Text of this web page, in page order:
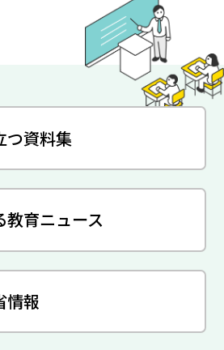
つ資料集
教育ニュース
情報